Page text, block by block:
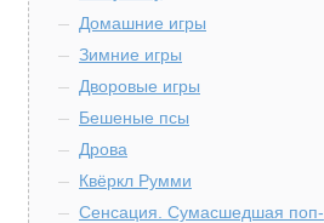
Домашние игры
Зимние игры
Дворовые игры
Бешеные псы
Дрова
Квёркл Румми
Сенсация. Сумасшедшая поп-